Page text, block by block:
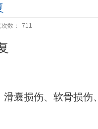
数： 711
囊损伤、软骨损伤